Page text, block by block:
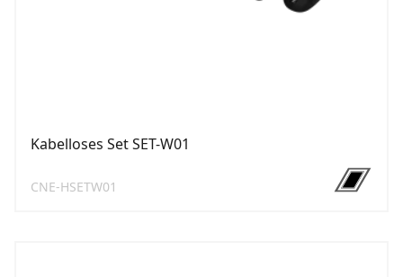
Kabelloses Set SET-W01
CNE-HSETW01